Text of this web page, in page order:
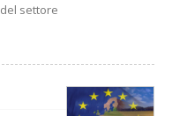
settore